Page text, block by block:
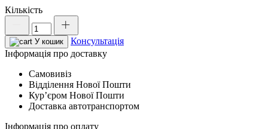
Кількість
для
шланга,
1/2''
ZINCATO,
AG310
кількість
У кошик
Консультація
Інформація про доставку
Самовивіз
Відділення Нової Пошти
Курʼєром Нової Пошти
Доставка автотранспортом
Інформація про оплату